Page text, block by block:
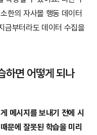
한의 자사몰 행동 데이터
금부터라도 데이터 수집을
하면 어떻게 되나
메시지를 보내기 전에 시
문에 잘못된 학습을 미리